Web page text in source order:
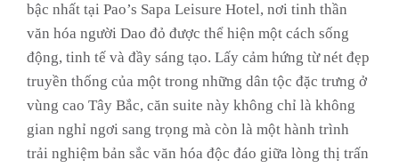
bậc nhất tại Pao’s Sapa Leisure Hotel, nơi tinh thần
văn hóa người Dao đỏ được thể hiện một cách sống
động, tinh tế và đầy sáng tạo. Lấy cảm hứng từ nét đẹp
truyền thống của một trong những dân tộc đặc trưng ở
vùng cao Tây Bắc, căn suite này không chỉ là không
gian nghỉ ngơi sang trọng mà còn là một hành trình
trải nghiệm bản sắc văn hóa độc đáo giữa lòng thị trấn